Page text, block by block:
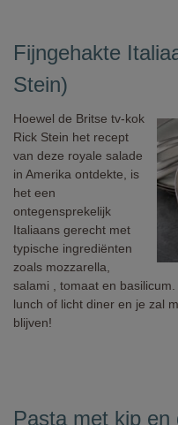
Fijngehakte
Stein)
Hoewel de Britse tv-kok
Rick Stein het recept
van deze royale salade
in Amerika ontdekte, is
het een
ontegensprekelijk
Italiaans gerecht met
typische ingrediënten
zoals mozzarella,
salami , tomaat en
lunch of licht diner en je zal
blijven!
Pasta met kip en